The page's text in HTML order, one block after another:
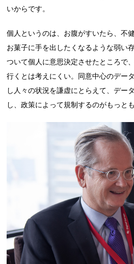
いからです。
個人というのは、お腹がすいたら、不
お菓子に手を出したくなるような弱い
ついて個人に意思決定させたところで
行くとは考えにくい。同意中心のデー
し人々の状況を謙虚にとらえて、デー
し、政策によって規制するのがもっと